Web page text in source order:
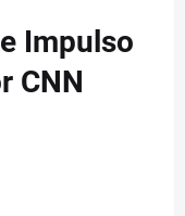
Impulso
CNN